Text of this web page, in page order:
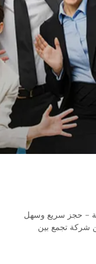
– حجز سريع وسهل
شركة تجمع بين